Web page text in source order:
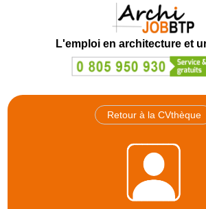
L'emploi en architecture et
Retour à la CVthèque